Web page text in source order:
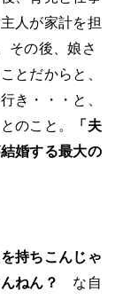
人が家計を担
その後、娘さ
とだからと、
き・・・と、
のこと。
「夫
婚する最大の
持ちこんじゃ
ねん？
な自